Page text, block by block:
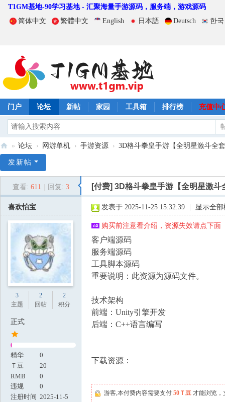
T1GM基地-90学习基地 - 汇聚海量手游源码，服务端，游戏源码
简体中文
繁體中文 English 日本語 Deutsch 한
门户 论坛 新帖 家园 工具箱 排行榜 充值中
1
» 论坛 › 网游单机 › 手游资源 › 3D格斗拳皇手游【全明星激斗全
发新帖
查看: 611 回复: 3 [付费] 3D格斗拳皇手游【全明星激
喜欢怡宝
3
主题
2
回帖
2
积分
正式
精华
0
Ｔ豆
20
RMB
0
违规
0
注册时间 2025-11-5
发表于 2025-11-25 15:32:39 显示全
购买前注意看介绍，资源失效请点下
客户端源码
服务端源码
工具脚本源码
重要说明：此资源为源码文件。
技术架构
前端：Unity引擎开发
后端：C++语言编写
下载资源：
游客,本付费内容需要支付 50Ｔ豆 才能浏览，